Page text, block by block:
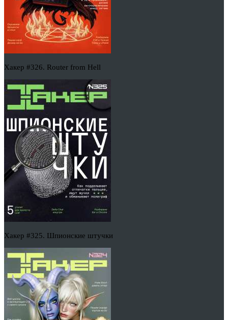
Хакер #326. Router from Hell
Хакер #325. Шпионские штучки